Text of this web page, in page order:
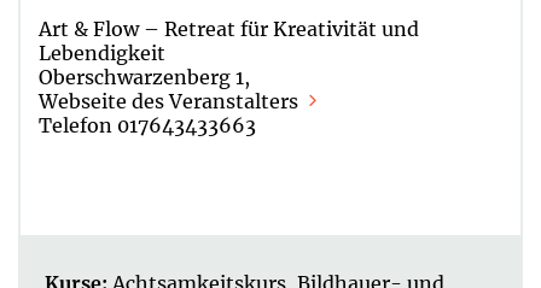
Art & Flow – Retreat für Kreativität und
Lebendigkeit
Oberschwarzenberg 1,
Webseite des Veranstalters
Telefon 017643433663
Kurse: Achtsamkeitskurs, Bildhauer- und